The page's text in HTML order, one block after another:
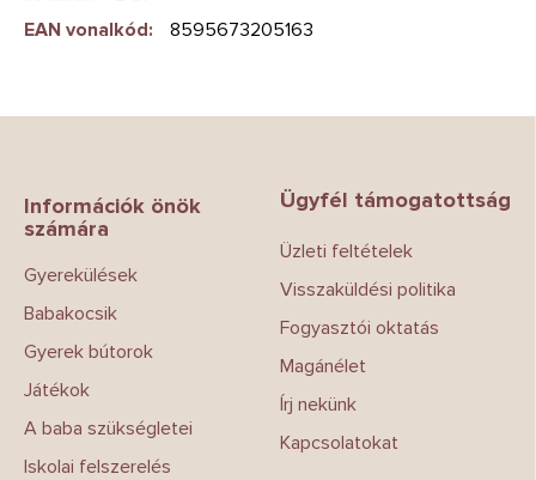
EAN vonalkód: 8595673205163
Információk önök
számára
Gyerekülések
Babakocsik
Gyerek bútorok
Játékok
A baba szükségletei
Iskolai felszerelés
Ügyfél támogatottság
Üzleti feltételek
Visszaküldési politika
Fogyasztói oktatás
Magánélet
Írj nekünk
Kapcsolatokat